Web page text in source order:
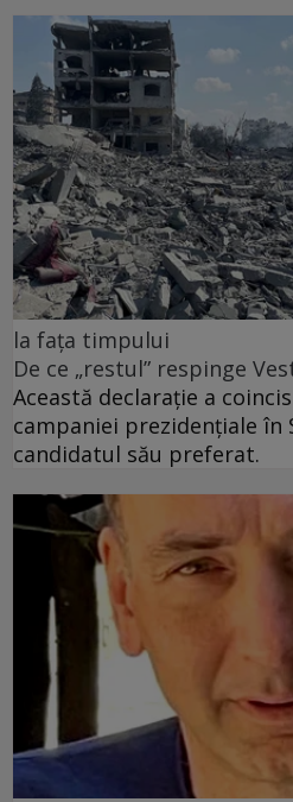
la fața timpului
De ce „restul” respinge
Această declarație a
campaniei prezidențiale în
candidatul său preferat.